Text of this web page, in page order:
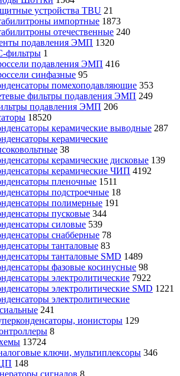
устройства TBU 21
импортные 1873
отечественные 240
подавления ЭМП 1320
фильтры 1
подавления ЭМП 416
синфазные 95
помехоподавляющие 353
фильтры подавления ЭМП 249
подавления ЭМП 206
18520
керамические выводные 287
керамические
38
керамические дисковые 139
керамические ЧИП 4192
пленочные 1511
подстроечные 18
полимерные 191
пусковые 344
силовые 539
снабберные 78
танталовые 83
танталовые SMD 1489
фазовые косинусные 98
электролитические 7922
электролитические SMD 1221
электролитические
241
ионисторы 129
8
13724
ключи, мультиплексоры 346
148
сигналов 8